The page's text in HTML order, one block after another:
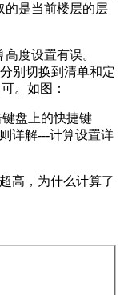
的是当前楼层的层
度设置有误。
别切换到清单和定
。如图：
盘上的快捷键
详解---计算设置详